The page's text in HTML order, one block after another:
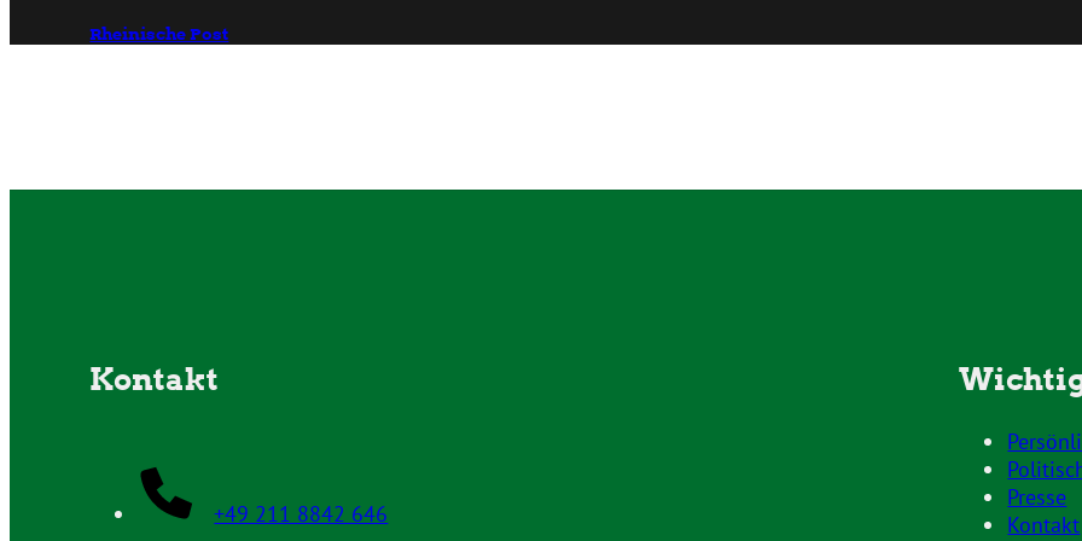
Rheinische Post
Kontakt
+49 211 8842 646
Presse
Kontakt